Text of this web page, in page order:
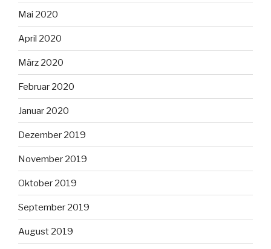
Mai 2020
April 2020
März 2020
Februar 2020
Januar 2020
Dezember 2019
November 2019
Oktober 2019
September 2019
August 2019